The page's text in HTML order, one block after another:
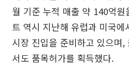
월 기준 누적 매출 약 140억원
트 역시 지난해 유럽과 미국에
시장 진입을 준비하고 있으며,
서도 품목허가를 획득했다.